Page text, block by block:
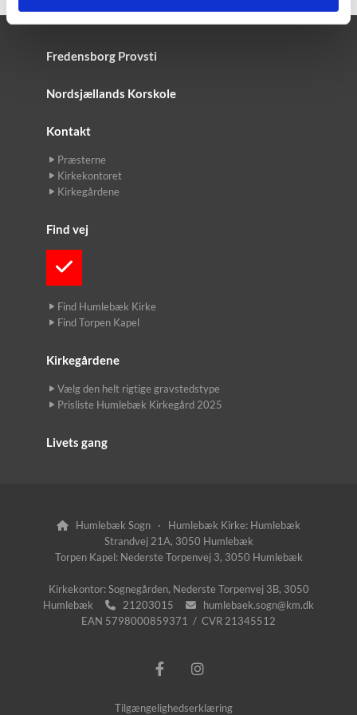
Fredensborg Provsti
Nordsjællands Korskole
Kontakt
Præsterne
Kirkekontoret
Kirkegårdene
Find vej
Find Humlebæk Kirke
Find Torpen Kapel
Kirkegårdene
Vælg den helt rigtige gravstedstype
Prisliste Humlebæk Kirkegård 2025
Livets gang

Humlebæk Sogn · Humlebæk Kirke: Humlebæk
Strandvej 21A, 3050 Humlebæk
Torpen Kapel: Nederste Torpenvej 3, 3050 Humlebæk
Kirkekontor: Sognegården, Nederste Torpenvej 3B, 3050
Humlebæk
 21203015 
humlebaek.sogn@km.dk
EAN 5798000859371 / CVR 21345512
Tilgængelighedserklæring